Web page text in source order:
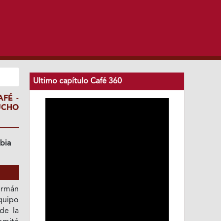
-
la
Ultimo capítulo Café 360